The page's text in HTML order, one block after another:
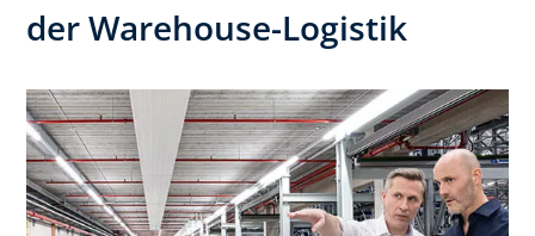
der Warehouse-Logistik